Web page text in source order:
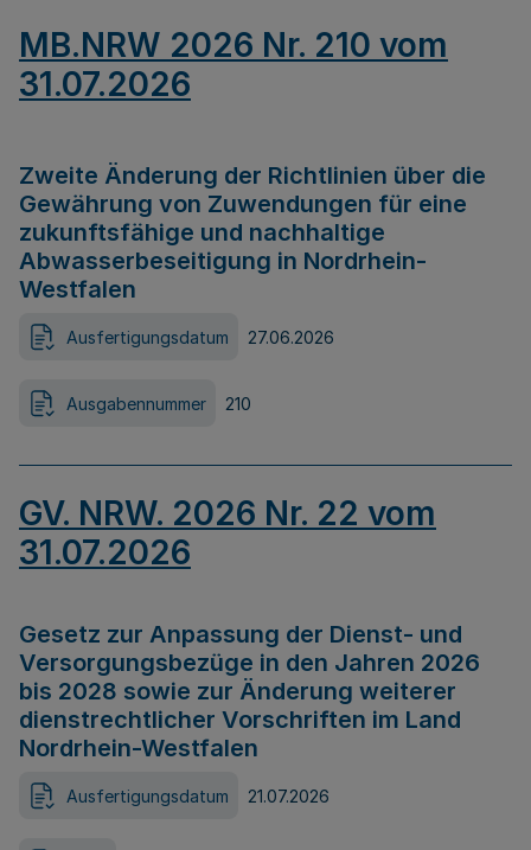
MB.NRW 2026 Nr. 210 vom
31.07.2026
Zweite Änderung der Richtlinien über die
Gewährung von Zuwendungen für eine
zukunftsfähige und nachhaltige
Abwasserbeseitigung in Nordrhein-
Westfalen
Ausfertigungsdatum 27.06.2026
Ausgabennummer 210
GV. NRW. 2026 Nr. 22 vom
31.07.2026
Gesetz zur Anpassung der Dienst- und
Versorgungsbezüge in den Jahren 2026
bis 2028 sowie zur Änderung weiterer
dienstrechtlicher Vorschriften im Land
Nordrhein-Westfalen
Ausfertigungsdatum 21.07.2026